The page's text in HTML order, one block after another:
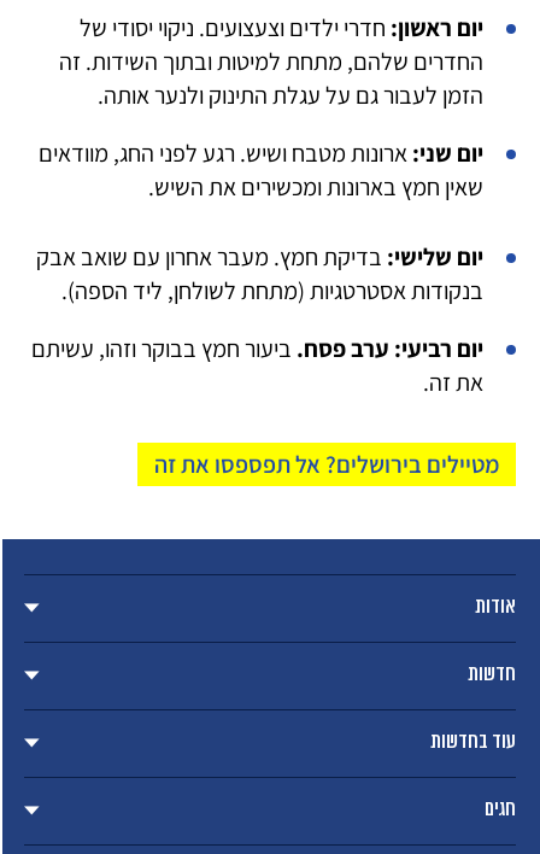
יום ראשון: חדרי ילדים וצעצועים. ניקוי יסודי של
החדרים שלהם, מתחת למיטות ובתוך השידות. זה
הזמן לעבור גם על עגלת התינוק ולנער אותה.
יום שני:ארונות מטבח ושיש. רגע לפני החג, מוודאים
שאין חמץ בארונות ומכשירים את השיש.
יום שלישי: בדיקת חמץ. מעבר אחרון עם שואב אבק
בנקודות אסטרטגיות (מתחת לשולחן, ליד הספה).
יום רביעי: ערב פסח. ביעור חמץ בבוקר וזהו, עשיתם
את זה.
מטיילים בירושלים? אל תפספסו את זה
אודות
חדשות
עוד בחדשות
חגים